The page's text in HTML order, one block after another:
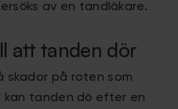
av en tandläkare.
att tanden dör
skador på roten som
tanden dö efter en